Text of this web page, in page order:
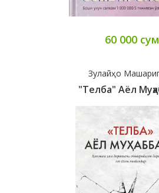
60 000 сум
Зулайҳо
"Телба" Аёл